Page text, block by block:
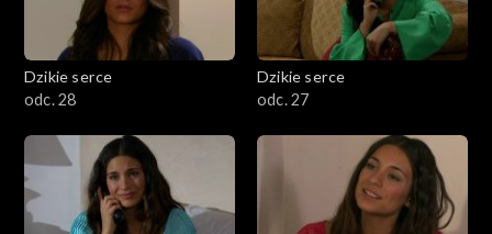
Dzikie serce
odc. 28
Dzikie serce
odc. 27